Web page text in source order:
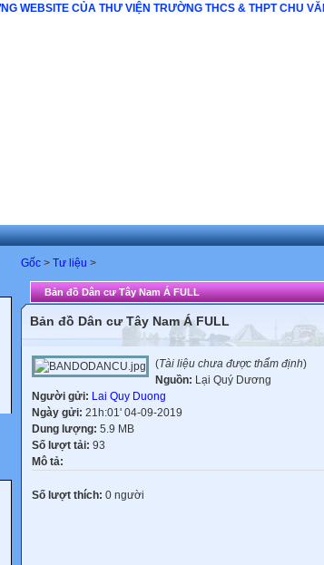
Gốc > Tư liệu >
Bản đồ Dân cư Tây Nam Á FULL
Bản đồ Dân cư Tây Nam Á FULL
(Tài liệu chưa được thẩm định)
Nguồn: Lại Quý Dương
Người gửi: Lai Quy Duong
Ngày gửi: 21h:01' 04-09-2019
Dung lượng: 5.9 MB
Số lượt tải: 93
Mô tả:
Số lượt thích: 0 người
WEBSITE CỦA THƯ VIỆN TRƯỜNG THCS & THPT CHU